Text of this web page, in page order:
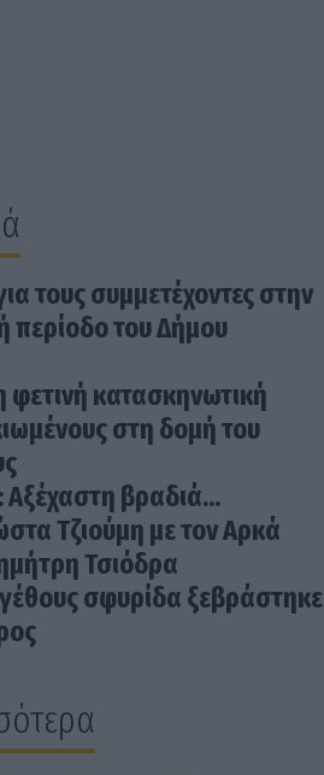
τους συμμετέχοντες στην
περίοδο του Δήμου
φετινή κατασκηνωτική
στη δομή του
βραδιά...
Τζιούμη με τον Αρκά
Τσιόδρα
σφυρίδα ξεβράστηκε